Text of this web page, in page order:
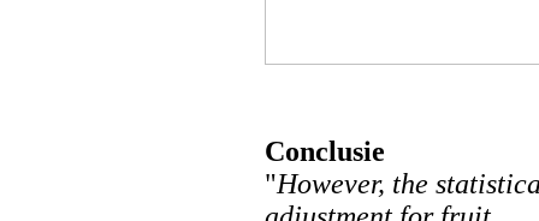
Conclusie
"However, the